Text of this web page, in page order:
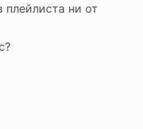
плейлиста ни от